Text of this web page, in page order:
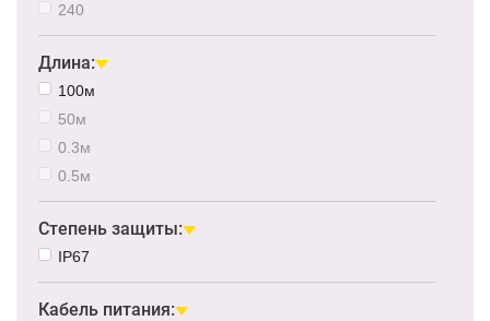
240
Длина:
100м
50м
0.3м
0.5м
Степень защиты:
IP67
Кабель питания: